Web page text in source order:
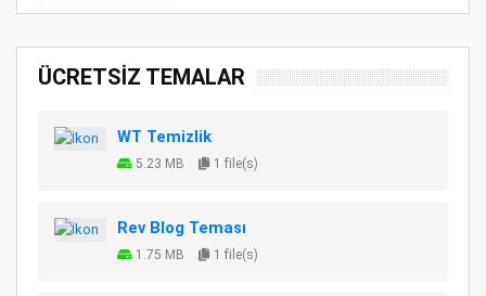
ÜCRETSİZ TEMALAR
WT Temizlik
5.23 MB 1 file(s)
Rev Blog Teması
1.75 MB 1 file(s)